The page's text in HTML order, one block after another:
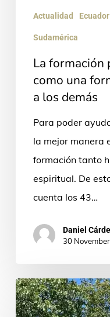
forma
demás
Actualidad Ecuador
Sudamérica
La formación
como una
a los demás
Para poder
la mejor manera
formación tanto
espiritual. De
cuenta los 43…
Daniel
30
PUJ
New